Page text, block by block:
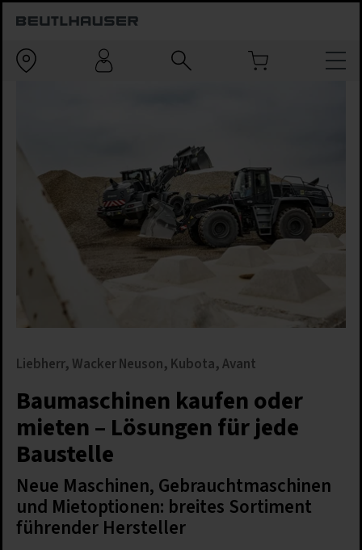
Liebherr, Wacker Neuson, Kubota, Avant
Baumaschinen kaufen oder
mieten – Lösungen für jede
Baustelle
Neue Maschinen, Gebrauchtmaschinen
und Mietoptionen: breites Sortiment
führender Hersteller